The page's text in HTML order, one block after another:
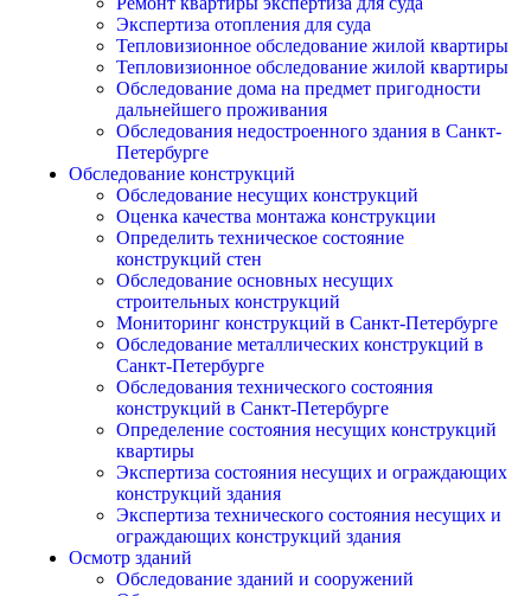
Экспертиза отопления для суда
Тепловизионное обследование жилой квартиры
Тепловизионное обследование жилой квартиры
Обследование дома на предмет пригодности
дальнейшего проживания
Обследования недостроенного здания в Санкт-
Петербурге
Обследование конструкций
Обследование несущих конструкций
Оценка качества монтажа конструкции
Определить техническое состояние
конструкций стен
Обследование основных несущих
строительных конструкций
Мониторинг конструкций в Санкт-Петербурге
Обследование металлических конструкций в
Санкт-Петербурге
Обследования технического состояния
конструкций в Санкт-Петербурге
Определение состояния несущих конструкций
квартиры
Экспертиза состояния несущих и ограждающих
конструкций здания
Экспертиза технического состояния несущих и
ограждающих конструкций здания
Осмотр зданий
Обследование зданий и сооружений